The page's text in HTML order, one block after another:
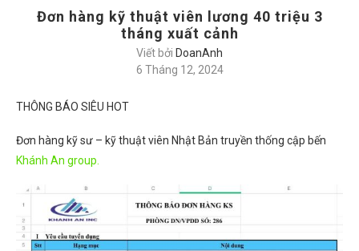
Đơn hàng kỹ thuật viên lương 40 triệu 3
tháng xuất cảnh
Viết bởi DoanAnh
6 Tháng 12, 2024
THÔNG BÁO SIÊU HOT
Đơn hàng kỹ sư – kỹ thuật viên Nhật Bản truyền thống cập bến
Khánh An group.